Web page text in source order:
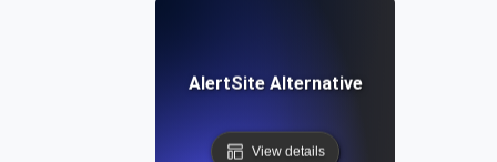
AlertSite Alternative
View details